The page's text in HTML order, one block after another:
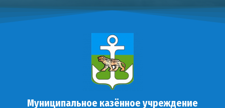
Муниципальное казённое учреждение